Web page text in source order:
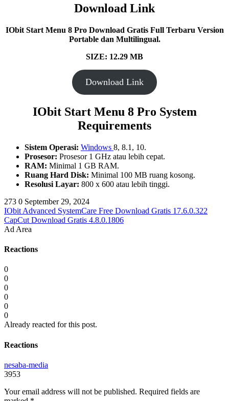
Download Link
IObit Start Menu 8 Pro Download Gratis Full Terbaru Version
Portable dan Multilingual.
SIZE: 12.29 MB
Download Link
IObit Start Menu 8 Pro System
Requirements
Sistem Operasi: Windows 8, 8.1, 10.
Prosesor: Prosesor 1 GHz atau lebih cepat.
RAM: Minimal 1 GB RAM.
Ruang Hard Disk: Minimal 100 MB ruang kosong.
Resolusi Layar: 800 x 600 atau lebih tinggi.
273 0 September 29, 2024
IObit Advanced SystemCare Free Download Gratis 17.6.0.322
CapCut Download Gratis 4.8.0.1806
Ad Area
Reactions
0
0
0
0
0
0
Already reacted for this post.
Reactions
nesaba-media
3953
Your email address will not be published. Required fields are